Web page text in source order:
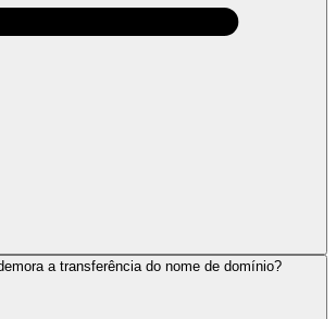
a transferência do nome de domínio?